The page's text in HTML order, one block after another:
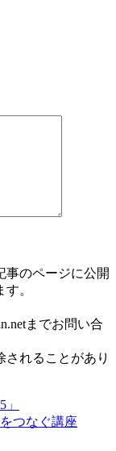
のページに公開
。
までお問い合
れることがあり
つなぐ講座